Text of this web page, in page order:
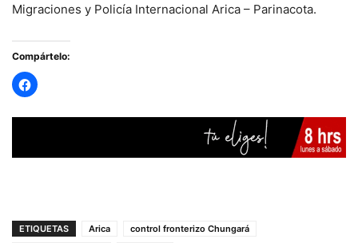
Migraciones y Policía Internacional Arica – Parinacota.
Compártelo:
ETIQUETAS Arica
control fronterizo Chungará